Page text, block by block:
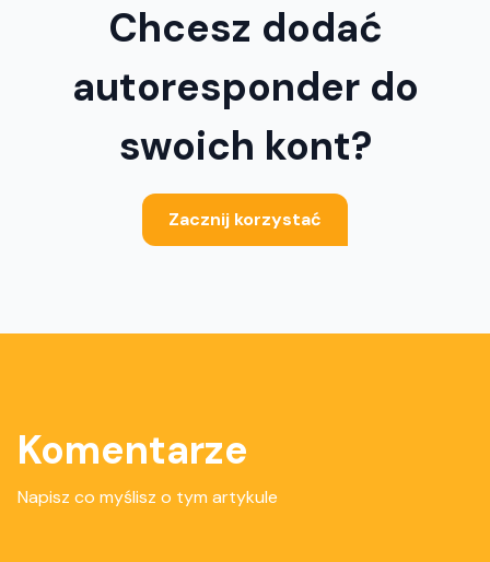
Chcesz dodać
autoresponder do
swoich kont?
Zacznij korzystać
Komentarze
Napisz co myślisz o tym artykule